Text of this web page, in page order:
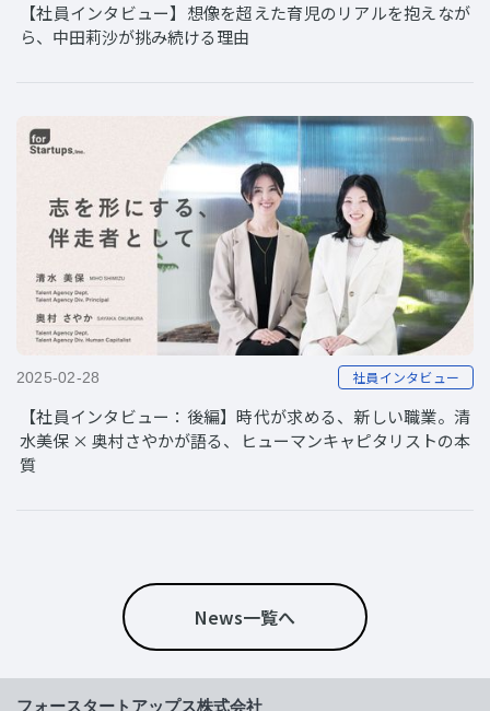
【社員インタビュー】想像を超えた育児のリアルを抱えなが
ら、中田莉沙が挑み続ける理由
2025-02-28 社員インタビュー
【社員インタビュー：後編】時代が求める、新しい職業。清
水美保 × 奥村さやかが語る、ヒューマンキャピタリストの本
質
News一覧へ
フォースタートアップス株式会社